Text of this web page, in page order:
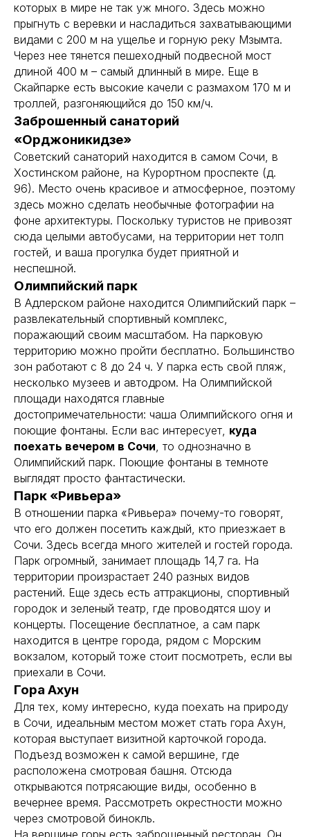
которых в мире не так уж много. Здесь можно
прыгнуть с веревки и насладиться захватывающими
видами с 200 м на ущелье и горную реку Мзымта.
Через нее тянется пешеходный подвесной мост
длиной 400 м – самый длинный в мире. Еще в
Скайпарке есть высокие качели с размахом 170 м и
троллей, разгоняющийся до 150 км/ч.
Заброшенный санаторий
«Орджоникидзе»
Советский санаторий находится в самом Сочи, в
Хостинском районе, на Курортном проспекте (д.
96). Место очень красивое и атмосферное, поэтому
здесь можно сделать необычные фотографии на
фоне архитектуры. Поскольку туристов не привозят
сюда целыми автобусами, на территории нет толп
гостей, и ваша прогулка будет приятной и
неспешной.
Олимпийский парк
В Адлерском районе находится Олимпийский парк –
развлекательный спортивный комплекс,
поражающий своим масштабом. На парковую
территорию можно пройти бесплатно. Большинство
зон работают с 8 до 24 ч. У парка есть свой пляж,
несколько музеев и автодром. На Олимпийской
площади находятся главные
достопримечательности: чаша Олимпийского огня и
поющие фонтаны. Если вас интересует, куда
поехать вечером в Сочи, то однозначно в
Олимпийский парк. Поющие фонтаны в темноте
выглядят просто фантастически.
Парк «Ривьера»
В отношении парка «Ривьера» почему-то говорят,
что его должен посетить каждый, кто приезжает в
Сочи. Здесь всегда много жителей и гостей города.
Парк огромный, занимает площадь 14,7 га. На
территории произрастает 240 разных видов
растений. Еще здесь есть аттракционы, спортивный
городок и зеленый театр, где проводятся шоу и
концерты. Посещение бесплатное, а сам парк
находится в центре города, рядом с Морским
вокзалом, который тоже стоит посмотреть, если вы
приехали в Сочи.
Гора Ахун
Для тех, кому интересно, куда поехать на природу
в Сочи, идеальным местом может стать гора Ахун,
которая выступает визитной карточкой города.
Подъезд возможен к самой вершине, где
расположена смотровая башня. Отсюда
открываются потрясающие виды, особенно в
вечернее время. Рассмотреть окрестности можно
через смотровой бинокль.
На вершине горы есть заброшенный ресторан. Он